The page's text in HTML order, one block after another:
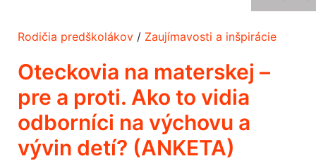
Rodičia predškolákov / Zaujímavosti a inšpirácie
Oteckovia na materskej –
pre a proti. Ako to vidia
odborníci na výchovu a
vývin detí? (ANKETA)